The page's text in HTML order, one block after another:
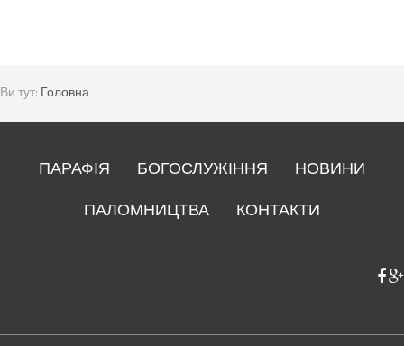
Ви тут: Головна
ПАРАФІЯ БОГОСЛУЖІННЯ
НОВИНИ
ПАЛОМНИЦТВА
КОНТАКТИ